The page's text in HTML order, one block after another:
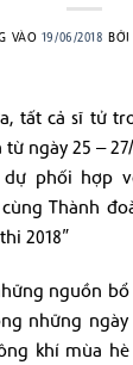
VÀO 19/06/2018
tất cả sĩ tử
từ ngày 25 –
phối hợp
Thành
2018”
nguồn
những
khí mùa hè